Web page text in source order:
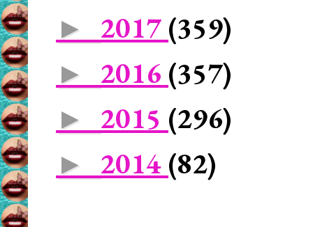
► 2017 (359)
► 2016 (357)
► 2015 (296)
► 2014 (82)